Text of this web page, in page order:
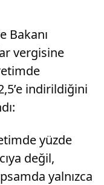
Bakanı
vergisine
indirildiğini
yüzde
değil,
yalnızca